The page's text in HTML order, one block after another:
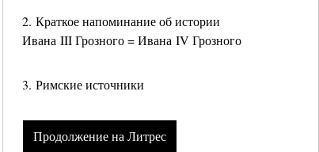
2. Краткое напоминание об истории
Ивана III Грозного = Ивана IV Грозного
3. Римские источники
Продолжение на Литрес